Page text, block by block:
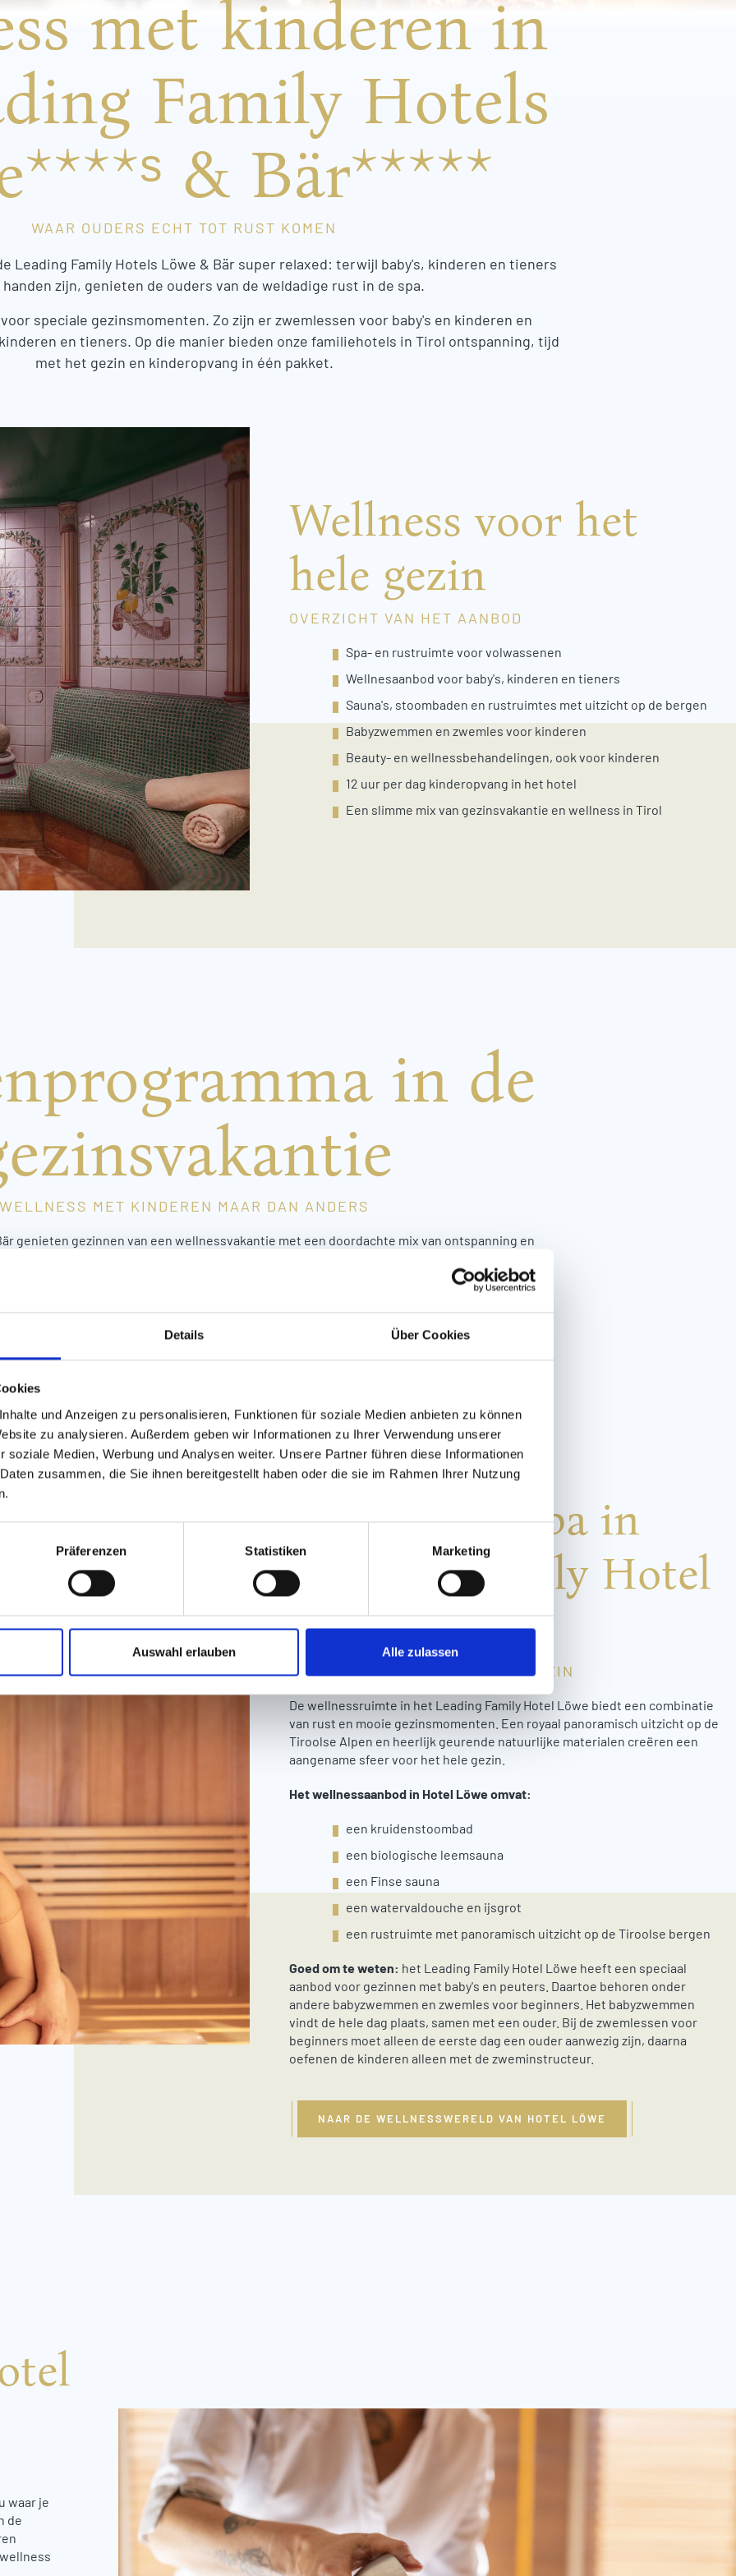
Details Über Cookies
und Anzeigen zu personalisieren, Funktionen für soziale Medien anbieten zu können
zu analysieren. Außerdem geben wir Informationen zu Ihrer Verwendung unserer
soziale Medien, Werbung und Analysen weiter. Unsere Partner führen diese Informationen
zusammen, die Sie ihnen bereitgestellt haben oder die sie im Rahmen Ihrer Nutzung
Präferenzen Statistiken Marketing
Auswahl erlauben Alle zulassen
met kinderen in
Family Hotels
& Bär*****
WAAR OUDERS ECHT TOT RUST KOMEN
Leading Family Hotels Löwe & Bär super relaxed: terwijl baby's, kinderen en tieners
zijn, genieten de ouders van de weldadige rust in de spa.
speciale gezinsmomenten. Zo zijn er zwemlessen voor baby's en kinderen en
en tieners. Op die manier bieden onze familiehotels in Tirol ontspanning, tijd
met het gezin en kinderopvang in één pakket.
Wellness voor het
hele gezin
OVERZICHT VAN HET AANBOD
Spa- en rustruimte voor volwassenen
Wellnesaanbod voor baby's, kinderen en tieners
Sauna's, stoombaden en rustruimtes met uitzicht op de bergen
Babyzwemmen en zwemles voor kinderen
Beauty- en wellnessbehandelingen, ook voor kinderen
12 uur per dag kinderopvang in het hotel
Een slimme mix van gezinsvakantie en wellness in Tirol
in de
MET KINDEREN MAAR DAN ANDERS
genieten gezinnen van een wellnessvakantie met een doordachte mix van ontspanning en
Wellness & spa in
Leading Family Hotel
Löwe****ˢ
ONTSPANNEN MET HET HELE GEZIN
De wellnessruimte in het Leading Family Hotel Löwe biedt een combinatie
van rust en mooie gezinsmomenten. Een royaal panoramisch uitzicht op de
Tiroolse Alpen en heerlijk geurende natuurlijke materialen creëren een
aangename sfeer voor het hele gezin.
Het wellnessaanbod in Hotel Löwe omvat:
een kruidenstoombad
een biologische leemsauna
een Finse sauna
een watervaldouche en ijsgrot
een rustruimte met panoramisch uitzicht op de Tiroolse bergen
Goed om te weten: het Leading Family Hotel Löwe heeft een speciaal
aanbod voor gezinnen met baby's en peuters. Daartoe behoren onder
andere babyzwemmen en zwemles voor beginners. Het babyzwemmen
vindt de hele dag plaats, samen met een ouder. Bij de zwemlessen voor
beginners moet alleen de eerste dag een ouder aanwezig zijn, daarna
oefenen de kinderen alleen met de zweminstructeur.
NAAR DE WELLNESSWERELD VAN HOTEL LÖWE
waar je
de